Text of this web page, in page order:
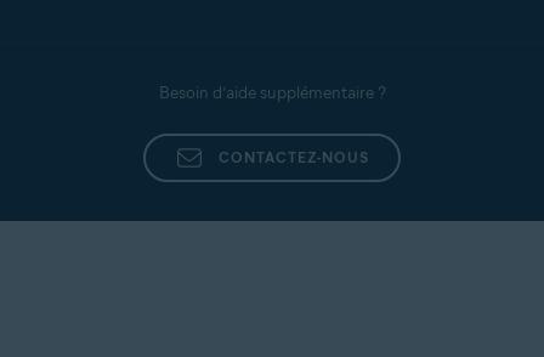
Besoin d’aide supplémentaire ?
CONTACTEZ-NOUS